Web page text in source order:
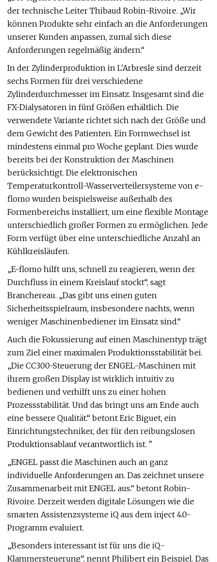
der technische Leiter Thibaud Robin-Rivoire. „Wir
können Produkte sehr einfach an die Anforderungen
unserer Kunden anpassen, zumal sich diese
Anforderungen regelmäßig ändern.“
In der Zylinderproduktion in L'Arbresle sind derzeit
sechs Formen für drei verschiedene
Zylinderdurchmesser im Einsatz. Insgesamt sind die
FX-Dialysatoren in fünf Größen erhältlich. Die
verwendete Variante richtet sich nach der Größe und
dem Gewicht des Patienten. Ein Formwechsel ist
mindestens einmal pro Woche geplant. Dies wurde
bereits bei der Konstruktion der Maschinen
berücksichtigt. Die elektronischen
Temperaturkontroll-Wasserverteilersysteme von e-
flomo wurden beispielsweise außerhalb des
Formenbereichs installiert, um eine flexible Montage
unterschiedlich großer Formen zu ermöglichen. Jede
Form verfügt über eine unterschiedliche Anzahl an
Kühlkreisläufen.
„E-flomo hilft uns, schnell zu reagieren, wenn der
Durchfluss in einem Kreislauf stockt“, sagt
Branchereau. „Das gibt uns einen guten
Sicherheitsspielraum, insbesondere nachts, wenn
weniger Maschinenbediener im Einsatz sind.“
Auch die Fokussierung auf einen Maschinentyp trägt
zum Ziel einer maximalen Produktionsstabilität bei.
„Die CC300-Steuerung der ENGEL-Maschinen mit
ihrem großen Display ist wirklich intuitiv zu
bedienen und verhilft uns zu einer hohen
Prozessstabilität. Und das bringt uns am Ende auch
eine bessere Qualität.“ betont Eric Biguet, ein
Einrichtungstechniker, der für den reibungslosen
Produktionsablauf verantwortlich ist. "
„ENGEL passt die Maschinen auch an ganz
individuelle Anforderungen an. Das zeichnet unsere
Zusammenarbeit mit ENGEL aus.“ betont Robin-
Rivoire. Derzeit werden digitale Lösungen wie die
smarten Assistenzsysteme iQ aus dem inject 4.0-
Programm evaluiert.
„Besonders interessant ist für uns die iQ-
Klammersteuerung“, nennt Philibert ein Beispiel. Das